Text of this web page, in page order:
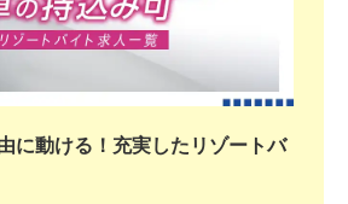
に動ける！充実したリゾートバ